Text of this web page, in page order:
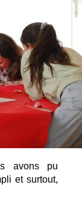
avons pu
et surtout,